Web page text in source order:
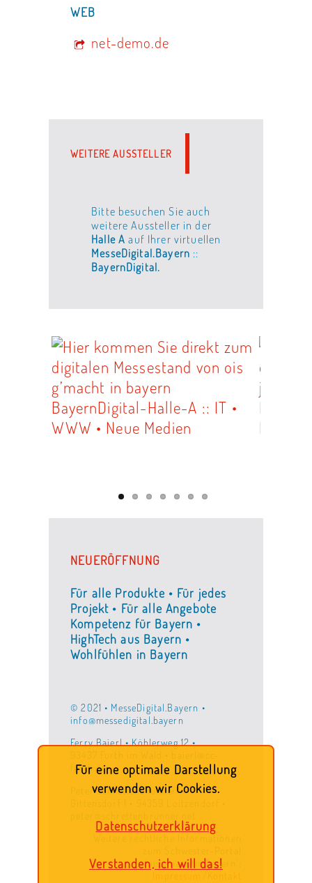
WEB
net-demo.de
WEITERE AUSSTELLER
Bitte besuchen Sie auch
weitere Aussteller in der
Halle A auf Ihrer virtuellen
MesseDigital.Bayern ::
BayernDigital.
NEUERÖFFNUNG
Für alle Produkte • Für jedes
Projekt • Für alle Angebote
Kompetenz für Bayern •
HighTech aus Bayern •
Wohlfühlen in Bayern
© 2021 • MesseDigital.Bayern •
info@messedigital.bayern
Ferry Baierl • Köhlerweg 12 •
furth.de
Peter Schrettenbrunner •
Weitere rechtliche Informationen
'ois.gmachtin.bayern':
Für eine optimale Darstellung
verwenden wir Cookies.
Datenschutzerklärung
Verstanden, ich will das!